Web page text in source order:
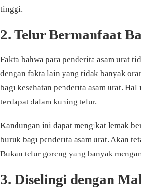
tinggi.
2. Telur Bermanfaat
Fakta bahwa para penderita asam urat
dengan fakta lain yang tidak banyak
bagi kesehatan penderita asam urat.
terdapat dalam kuning telur.
Kandungan ini dapat mengikat lemak
buruk bagi penderita asam urat. Akan
Bukan telur goreng yang banyak
3. Diselingi dengan